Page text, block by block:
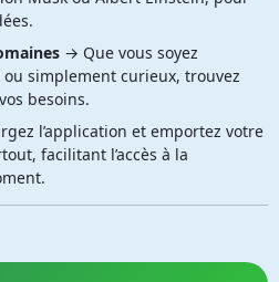
→ Que vous soyez
simplement curieux, trouvez
besoins.
l’application et emportez votre
facilitant l’accès à la